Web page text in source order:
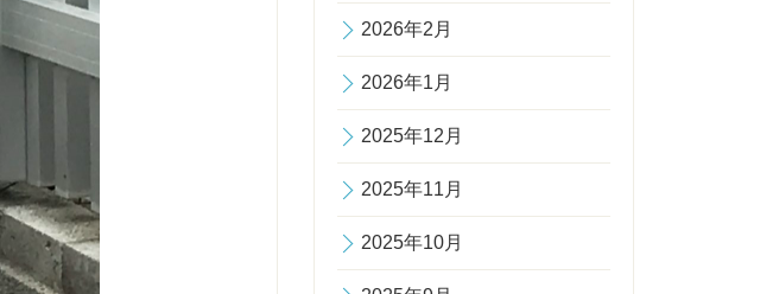
2026年2月
2026年1月
2025年12月
2025年11月
2025年10月